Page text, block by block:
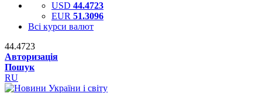
USD 44.4723
EUR 51.3096
Всі курси валют
44.4723
Авторизація
Пошук
RU